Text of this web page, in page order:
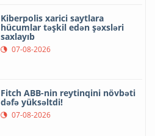
Kiberpolis xarici saytlara
hücumlar təşkil edən şəxsləri
saxlayıb
07-08-2026
Fitch ABB-nin reytinqini növbəti
dəfə yüksəltdi!
07-08-2026